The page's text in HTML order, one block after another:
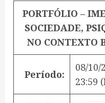
PORTFÓLIO –
SOCIEDADE,
NO CONTEXTO
Período:
08/10/
23:59